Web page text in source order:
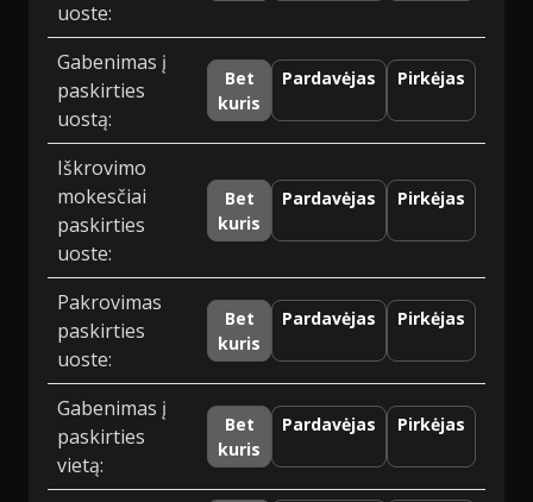
uoste:
Gabenimas į
paskirties
uostą:
Bet
kuris
Pardavėjas Pirkėjas
Iškrovimo
mokesčiai
paskirties
uoste:
Bet
kuris
Pardavėjas Pirkėjas
Pakrovimas
paskirties
uoste:
Bet
kuris
Pardavėjas Pirkėjas
Gabenimas į
paskirties
vietą:
Bet
kuris
Pardavėjas Pirkėjas